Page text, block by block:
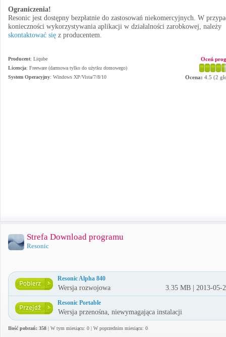
Ograniczenia!
Resonic jest dostępny bezpłatnie do zastosowań niekomercyjnych. W
konieczności wykorzystywania aplikacji w działalności zarobkowej, należy
skontaktować się z producentem.
Producent: Liqube
Licencja: Freeware (darmowa tylko do użytku domowego)
System Operacyjny: Windows XP/Vista/7/8/10
Oceń
Ocena: 4.5 (2
Strefa Download programu
Resonic
Resonic Alpha 840
Wersja rozwojowa 3.35 MB | 2013-05-
Resonic Portable
Wersja przenośna, niewymagająca instalacji
Ilość pobrań: 358 | W tym miesiącu: 0 | W poprzednim miesiącu: 0